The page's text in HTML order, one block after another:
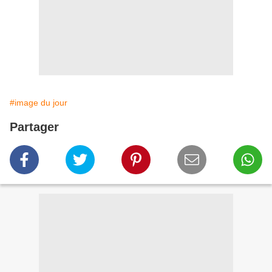
#image du jour
Partager